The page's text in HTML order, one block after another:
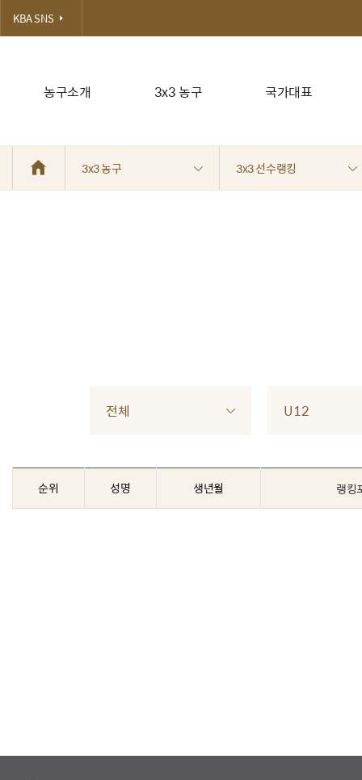
농구소개 3x3 농구 국가대표
KBA SNS
3x3 농구 3x3 선수랭킹
전체 U12
순위 성명 생년월 랭킹